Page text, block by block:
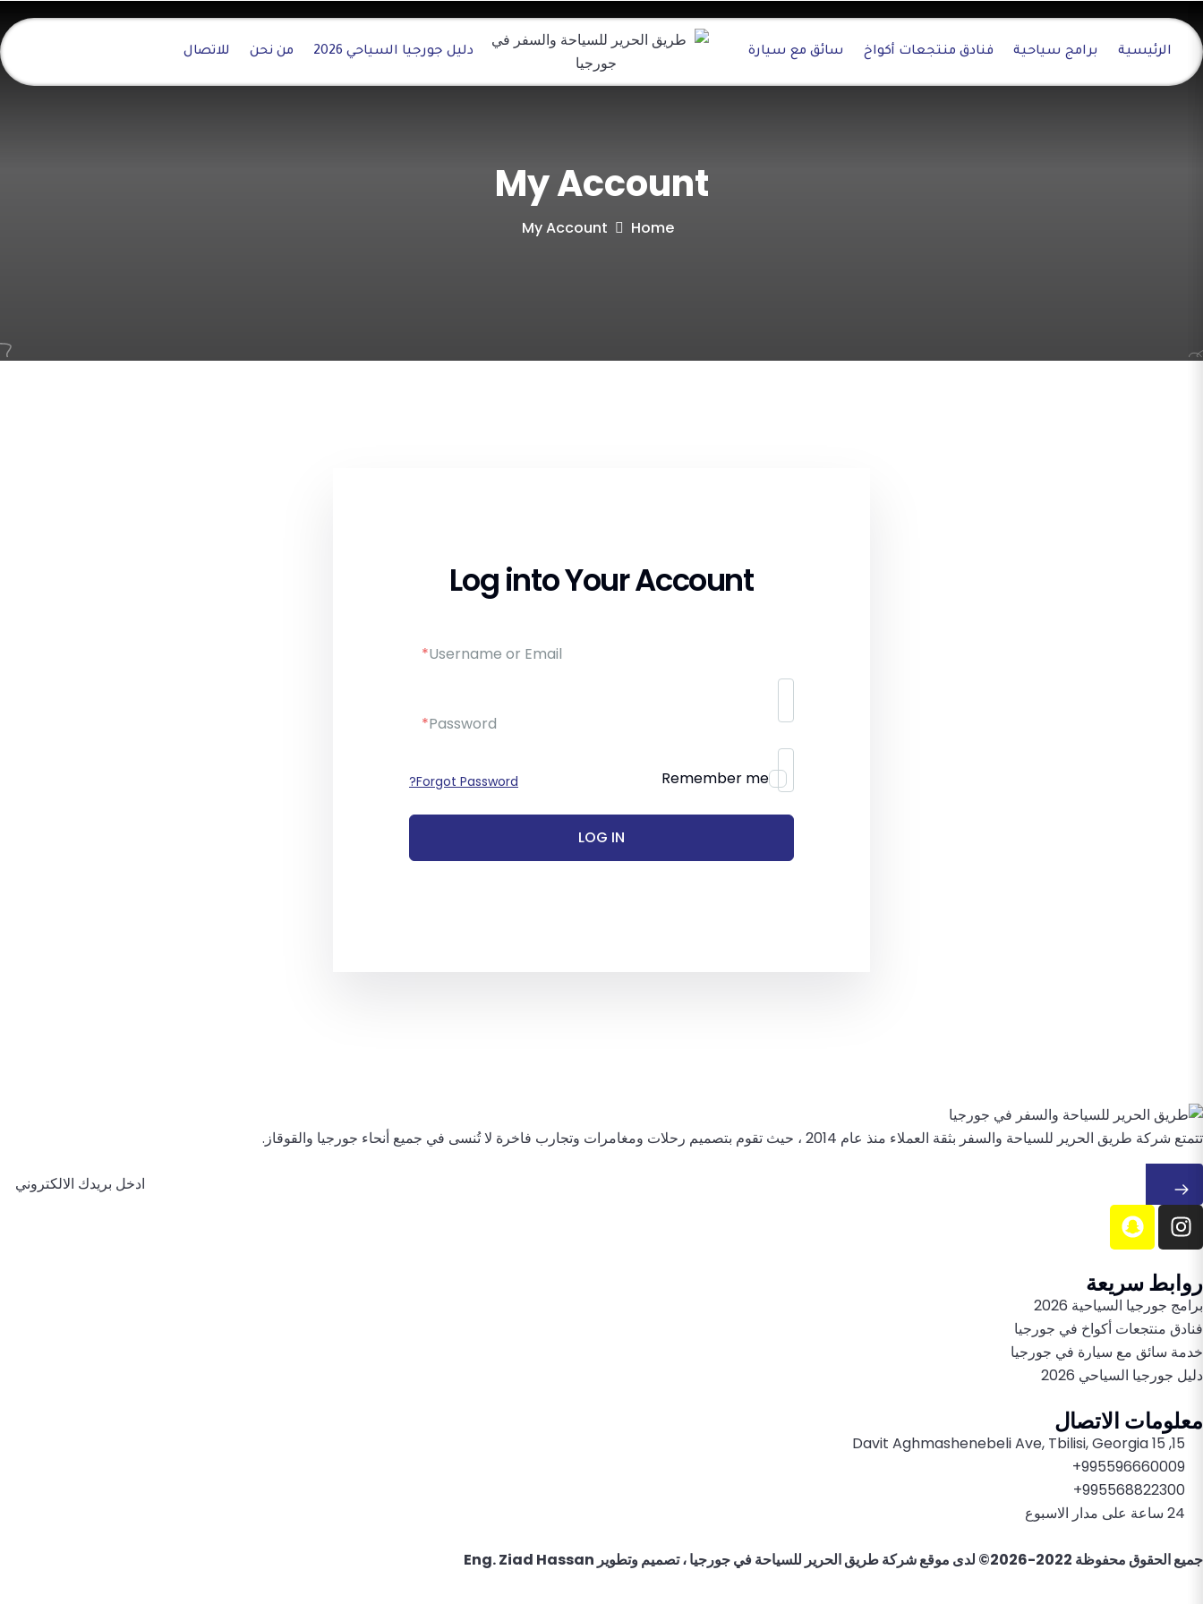
الرئيسية برامج سياحية فنادق منتجعات أكواخ سائق مع سيارة دليل جورجيا السياحي 2026 من نحن للاتصال
My Account
Home
My Account
Log into Your Account
Username or Email
*
Password
*
Remember me
Forgot Password?
تتمتع شركة طريق الحرير للسياحة والسفر بثقة العملاء منذ عام 2014 ، حيث تقوم بتصميم رحلات ومغامرات وتجارب فاخرة لا تُنسى في جميع أنحاء جورجيا والقوقاز.
روابط سريعة
برامج جورجيا السياحية 2026
فنادق منتجعات أكواخ في جورجيا
خدمة سائق مع سيارة في جورجيا
دليل جورجيا السياحي 2026
معلومات الاتصال
15, 15 Davit Aghmashenebeli Ave, Tbilisi, Georgia
995596660009+
995568822300+
24 ساعة على مدار الاسبوع
جميع الحقوق محفوظة 2022-2026© لدى موقع شركة طريق الحرير للسياحة في جورجيا، تصميم وتطوير Eng. Ziad Hassan